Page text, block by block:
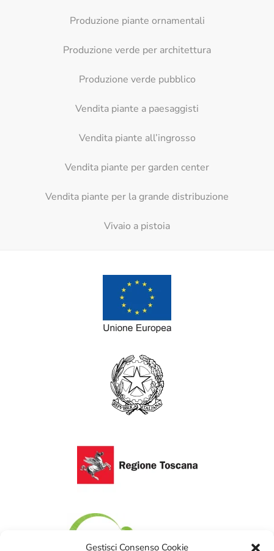
Gestisci Consenso Cookie
Produzione piante ornamentali
Produzione verde per architettura
Produzione verde pubblico
Vendita piante a paesaggisti
Vendita piante all’ingrosso
Vendita piante per garden center
Vendita piante per la grande distribuzione
Vivaio a pistoia